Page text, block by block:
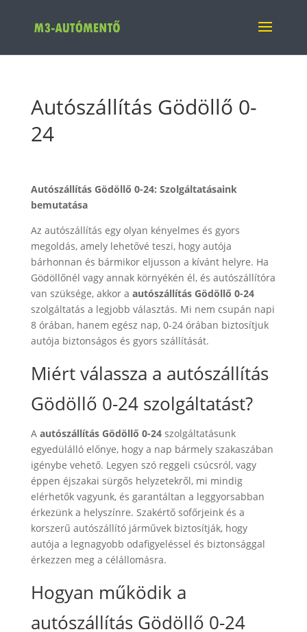
Autószállítás Gödöllő 0-
24
Autószállítás Gödöllő 0-24: Szolgáltatásaink
bemutatása
Az autószállítás egy olyan kényelmes és gyors
megoldás, amely lehetővé teszi, hogy autója
bárhonnan és bármikor eljusson a kívánt helyre. Ha
Gödöllőnél vagy annak környékén él, és autószállítóra
van szüksége, akkor a autószállítás Gödöllő 0-24
szolgáltatás a legjobb választás. Mi nem csupán napi
8 órában, hanem egész nap, 0-24 órában biztosítjuk
autója biztonságos és gyors szállítását.
Miért válassza a autószállítás
Gödöllő 0-24 szolgáltatást?
A autószállítás Gödöllő 0-24szolgáltatásunk
egyedülálló előnye, hogy a nap bármely szakaszában
igénybe vehető. Legyen szó reggeli csúcsról, vagy
éppen éjszakai sürgős helyzetekről, mi mindig
elérhetők vagyunk, és garantáltan a leggyorsabban
érkezünk a helyszínre. Szakértő sofőrjeink és a
korszerű autószállító járművek biztosítják, hogy
autója a legnagyobb odafigyeléssel és biztonsággal
érkezzen meg a célállomásra.
Hogyan működik a
autószállítás Gödöllő 0-24